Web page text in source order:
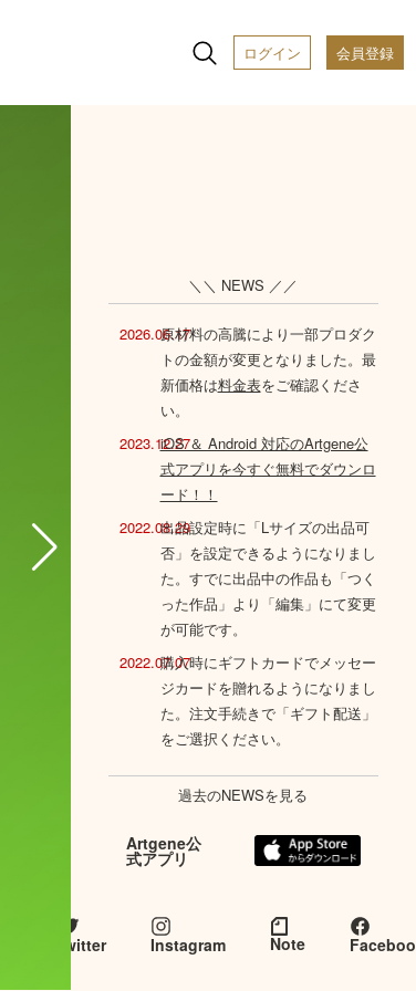
ログイン 会員登録
＼＼ NEWS ／／
2026.06.17原材料の高騰により一部プロダク
トの金額が変更となりました。最
新価格は料金表をご確認くださ
い。
2023.12.27iOS ＆ Android 対応のArtgene公
式アプリを今すぐ無料でダウンロ
ード！！
2022.08.29出品設定時に「Lサイズの出品可
否」を設定できるようになりまし
た。すでに出品中の作品も「つく
った作品」より「編集」にて変更
が可能です。
2022.07.07購入時にギフトカードでメッセー
ジカードを贈れるようになりまし
た。注文手続きで「ギフト配送」
をご選択ください。
過去のNEWSを見る
Artgene公
式アプリ
twitter Instagram Note